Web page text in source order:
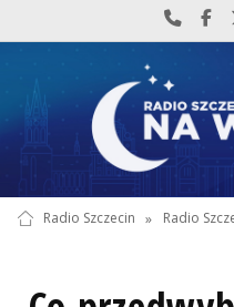
Radio Szczecin » Radio